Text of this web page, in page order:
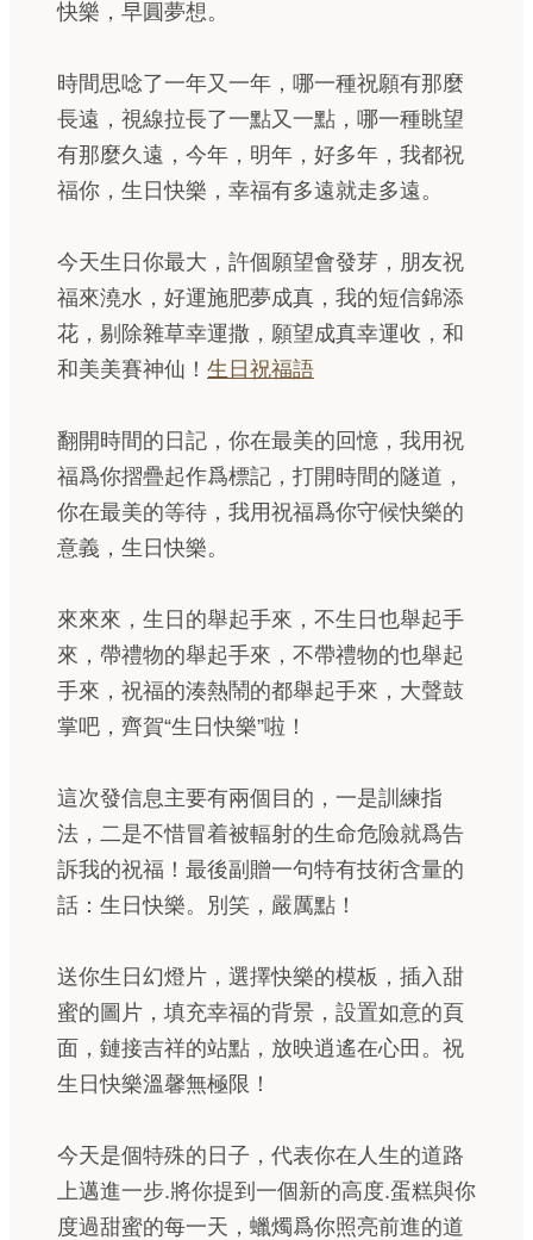
快樂，早圓夢想。
時間思唸了一年又一年，哪一種祝願有那麼
長遠，視線拉長了一點又一點，哪一種眺望
有那麼久遠，今年，明年，好多年，我都祝
福你，生日快樂，幸福有多遠就走多遠。
今天生日你最大，許個願望會發芽，朋友祝
福來澆水，好運施肥夢成真，我的短信錦添
花，剔除雜草幸運撒，願望成真幸運收，和
和美美賽神仙！ 生日祝福語
翻開時間的日記，你在最美的回憶，我用祝
福爲你摺疊起作爲標記，打開時間的隧道，
你在最美的等待，我用祝福爲你守候快樂的
意義，生日快樂。
來來來，生日的舉起手來，不生日也舉起手
來，帶禮物的舉起手來，不帶禮物的也舉起
手來，祝福的湊熱鬧的都舉起手來，大聲鼓
掌吧，齊賀“生日快樂”啦！
這次發信息主要有兩個目的，一是訓練指
法，二是不惜冒着被輻射的生命危險就爲告
訴我的祝福！最後副贈一句特有技術含量的
話：生日快樂。別笑，嚴厲點！
送你生日幻燈片，選擇快樂的模板，插入甜
蜜的圖片，填充幸福的背景，設置如意的頁
面，鏈接吉祥的站點，放映逍遙在心田。祝
生日快樂溫馨無極限！
今天是個特殊的日子，代表你在人生的道路
上邁進一步.將你提到一個新的高度.蛋糕與你
度過甜蜜的每一天，蠟燭爲你照亮前進的道